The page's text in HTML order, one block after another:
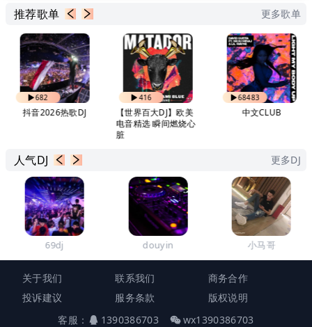
推荐歌单 更多歌单
682
抖音2026热歌DJ
416
【世界百大DJ】欧美
电音精选 瞬间燃烧心
脏
68483
中文CLUB
人气DJ 更多DJ
69dj douyin 小马哥
关于我们 联系我们
商务合作
投诉建议
服务条款
版权说明
客服：
1390386703 wx1390386703